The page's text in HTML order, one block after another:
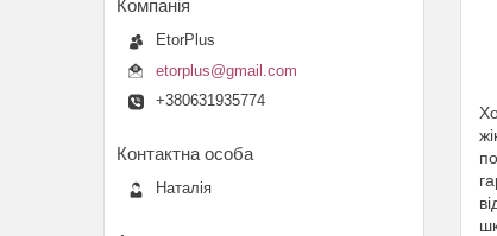
EtorPlus
etorplus@gmail.com
+380631935774
Наталія